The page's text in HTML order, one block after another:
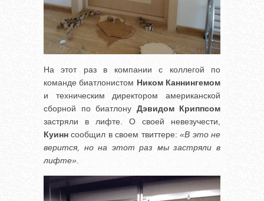
На этот раз в компании с коллегой по
команде биатлонистом Ником Каннингемом
и техническим директором американской
сборной по биатлону Дэвидом Криппсом
застряли в лифте. О своей невезучести,
Куинн сообщил в своем твиттере:«В это не
верится, но на этот раз мы застряли в
лифте»